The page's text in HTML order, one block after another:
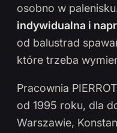
osobno w
indywidualna i
od balustrad
które trzeba
Pracownia
od 1995 roku, dla
Warszawie,